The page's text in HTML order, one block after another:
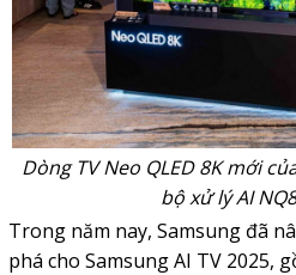
Dòng TV Neo QLED 8K mới
bộ xử lý AI
Trong năm nay, Samsung đã
phá cho Samsung AI TV 2025,